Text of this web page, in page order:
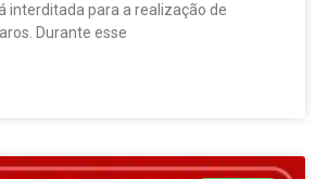
interditada para a realização de
Durante esse